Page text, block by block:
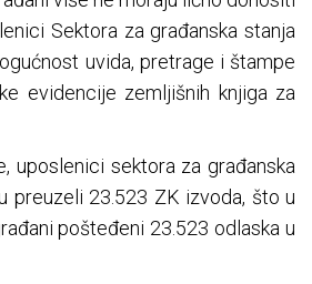
Sektora za građanska stanja
uvida, pretrage i štampe
evidencije zemljišnih knjiga za
uposlenici sektora za građanska
preuzeli 23.523 ZK izvoda, što u
pošteđeni 23.523 odlaska u